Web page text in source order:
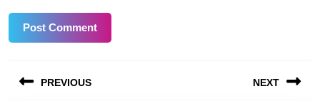
navigation
PREVIOUS NEXT